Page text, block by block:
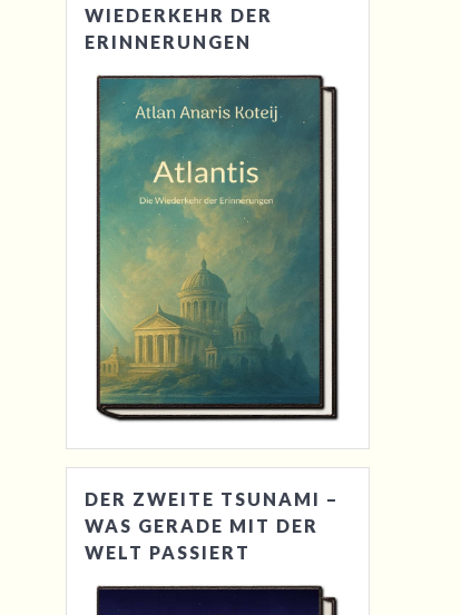
WIEDERKEHR DER
ERINNERUNGEN
DER ZWEITE TSUNAMI –
WAS GERADE MIT DER
WELT PASSIERT